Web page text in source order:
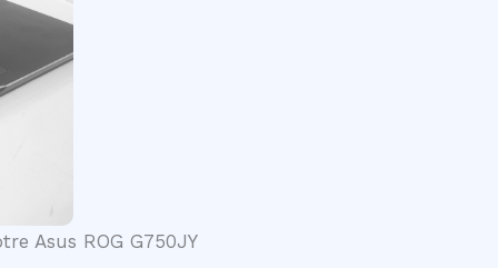
Asus ROG G750JY